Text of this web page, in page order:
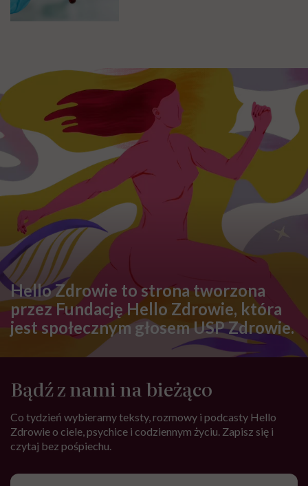
Hello Zdrowie to strona tworzona
przez Fundację Hello Zdrowie, która
jest społecznym głosem USP Zdrowie.
Bądź z nami na bieżąco
Co tydzień wybieramy teksty, rozmowy i podcasty Hello
Zdrowie o ciele, psychice i codziennym życiu. Zapisz się i
czytaj bez pośpiechu.
Adres